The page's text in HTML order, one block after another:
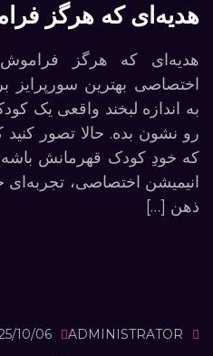
هدیه‌ای که هرگز
هدیه‌ای که هرگز
اختصاصی بهترین
به اندازه لبخند واقعی یک
رو نشون بده. حالا تصور کنید
که خودِ کودک قهرمانش
انیمیشن اختصاصی،
ذهن […]
ADMINISTRATOR
10/06